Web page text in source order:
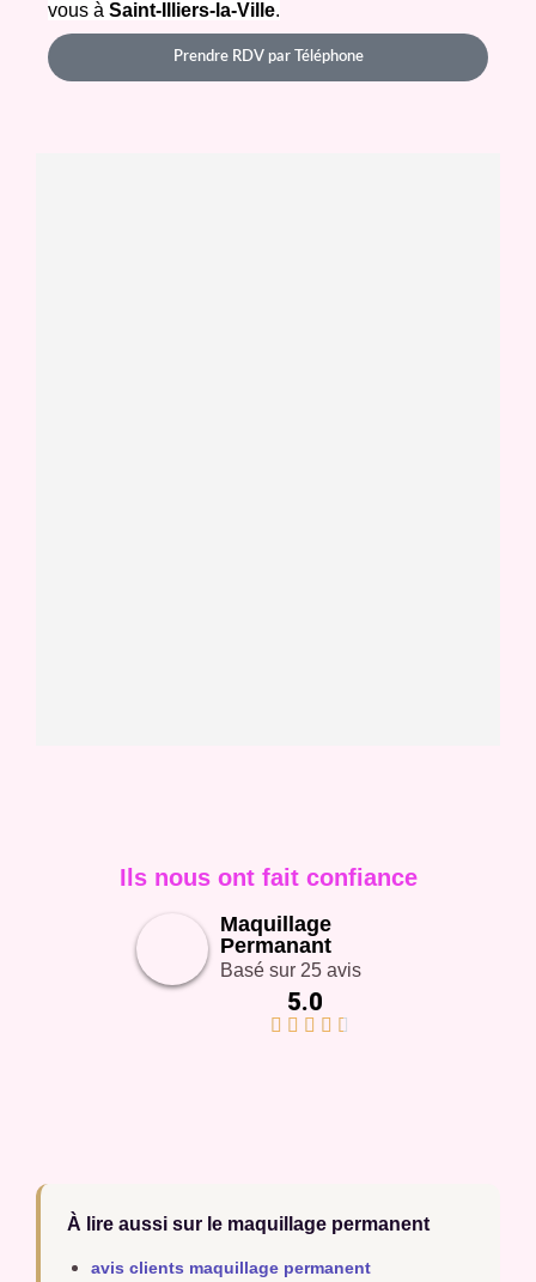
vous à Saint-Illiers-la-Ville.
Prendre RDV par Téléphone
Ils nous ont fait confiance
Maquillage
Permanant
Basé sur 25 avis
5.0
    
À lire aussi sur le maquillage permanent
avis clients maquillage permanent